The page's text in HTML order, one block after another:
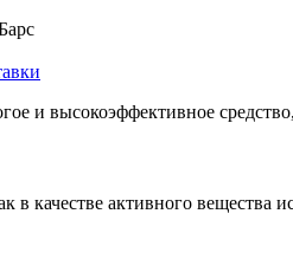
и высокоэффективное
в качестве активного вещества